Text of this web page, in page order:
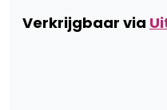
Verkrijgbaar via